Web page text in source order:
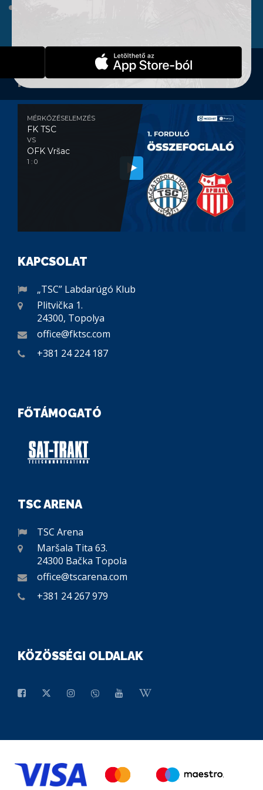
MÉRKŐZÉSELEMZÉS
MÉRKŐZÉSELEMZÉS
FK TSC
VS
OFK Vršac
1 : 0
KAPCSOLAT
„TSC” Labdarúgó Klub
Plitvička 1.
24300, Topolya
office@fktsc.com
+381 24 224 187
FŐTÁMOGATÓ
TSC ARENA
TSC Arena
Maršala Tita 63.
24300 Bačka Topola
office@tscarena.com
+381 24 267 979
KÖZÖSSÉGI OLDALAK